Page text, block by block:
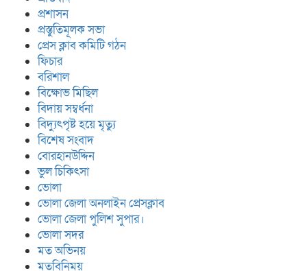
প্রশাসন
প্রস্তুতিমূলক সভা
প্রেস ক্লাব কমিটি গঠন
ফিচার
বরিশাল
বিক্ষোভ মিছিল
বিদায় সম্বর্ধনা
বিদ্যুৎপৃষ্ট হয়ে মৃত্যু
বিশেষ সংবাদ
বোরহানউদ্দিন
ভুল চিকিৎসা
ভোলা
ভোলা জেলা অনলাইন প্রেসক্লাব
ভোলা জেলা পুলিশ সুপার।
ভোলা সদর
মত অভিনয়
মতবিনিময়